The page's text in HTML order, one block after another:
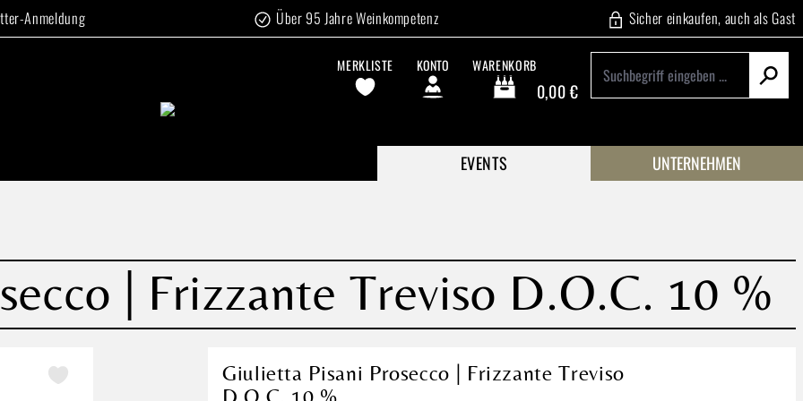
Anmeldung Über 95 Jahre Weinkompetenz Sicher einkaufen, auch als Gast
MERKLISTE KONTO WARENKORB
0,00 €
Warenkorb enthält 0 Positionen. Der Gesamtwert
EVENTS UNTERNEHMEN
| Frizzante Treviso D.O.C. 10 %
Giulietta Pisani Prosecco | Frizzante Treviso